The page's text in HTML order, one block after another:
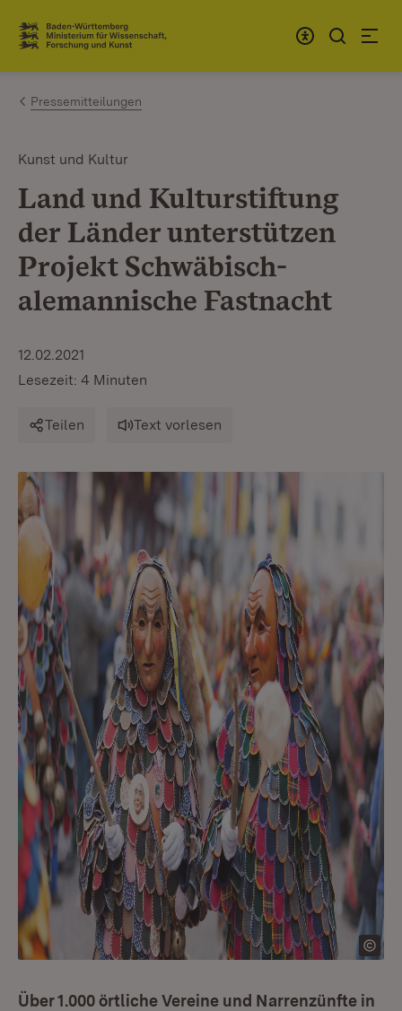
Zum Inhalt springen
Link zur Startseite
Pressemitteilungen
Kunst und Kultur
Land und Kulturstiftung
der Länder unterstützen
Projekt Schwäbisch-
alemannische Fastnacht
12.02.2021
Lesezeit: 4 Minuten
Teilen Text vorlesen
Über 1.000 örtliche Vereine und Narrenzünfte in